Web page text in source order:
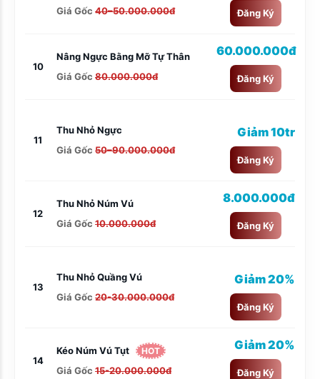
Giá Gốc 40–50.000.000đ Đăng Ký
10
Nâng Ngực Bằng Mỡ Tự Thân
Giá Gốc 80.000.000đ
60.000.000đ
Đăng Ký
11
Thu Nhỏ Ngực
Giá Gốc 50–90.000.000đ
Giảm 10tr
Đăng Ký
12
Thu Nhỏ Núm Vú
Giá Gốc 10.000.000đ
8.000.000đ
Đăng Ký
13
Thu Nhỏ Quầng Vú
Giá Gốc 20-30.000.000đ
Giảm 20%
Đăng Ký
14
Kéo Núm Vú Tụt HOT
Giá Gốc 15-20.000.000đ
Giảm 20%
Đăng Ký